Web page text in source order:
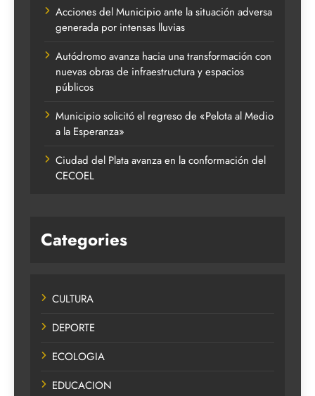
Acciones del Municipio ante la situación adversa
generada por intensas lluvias
Autódromo avanza hacia una transformación con
nuevas obras de infraestructura y espacios
públicos
Municipio solicitó el regreso de «Pelota al Medio
a la Esperanza»
Ciudad del Plata avanza en la conformación del
CECOEL
Categories
CULTURA
DEPORTE
ECOLOGIA
EDUCACION